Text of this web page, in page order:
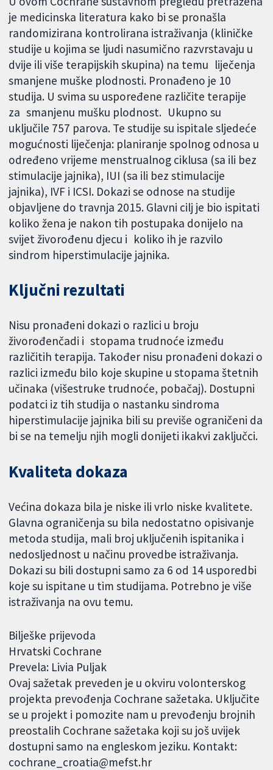
je medicinska literatura kako bi se pronašla
randomizirana kontrolirana istraživanja (kliničke
studije u kojima se ljudi nasumično razvrstavaju u
dvije ili više terapijskih skupina) na temu liječenja
smanjene muške plodnosti. Pronađeno je 10
studija. U svima su uspoređene različite terapije
za smanjenu mušku plodnost. Ukupno su
uključile 757 parova. Te studije su ispitale sljedeće
mogućnosti liječenja: planiranje spolnog odnosa u
određeno vrijeme menstrualnog ciklusa (sa ili bez
stimulacije jajnika), IUI (sa ili bez stimulacije
jajnika), IVF i ICSI. Dokazi se odnose na studije
objavljene do travnja 2015. Glavni cilj je bio ispitati
koliko žena je nakon tih postupaka donijelo na
svijet živorođenu djecu i koliko ih je razvilo
sindrom hiperstimulacije jajnika.
Ključni rezultati
Nisu pronađeni dokazi o razlici u broju
živorođenčadi i stopama trudnoće između
različitih terapija. Također nisu pronađeni dokazi o
razlici između bilo koje skupine u stopama štetnih
učinaka (višestruke trudnoće, pobačaj). Dostupni
podatci iz tih studija o nastanku sindroma
hiperstimulacije jajnika bili su previše ograničeni da
bi se na temelju njih mogli donijeti ikakvi zaključci.
Kvaliteta dokaza
Većina dokaza bila je niske ili vrlo niske kvalitete.
Glavna ograničenja su bila nedostatno opisivanje
metoda studija, mali broj uključenih ispitanika i
nedosljednost u načinu provedbe istraživanja.
Dokazi su bili dostupni samo za 6 od 14 usporedbi
koje su ispitane u tim studijama. Potrebno je više
istraživanja na ovu temu.
Bilješke prijevoda
Hrvatski Cochrane
Prevela: Livia Puljak
Ovaj sažetak preveden je u okviru volonterskog
projekta prevođenja Cochrane sažetaka. Uključite
se u projekt i pomozite nam u prevođenju brojnih
preostalih Cochrane sažetaka koji su još uvijek
dostupni samo na engleskom jeziku. Kontakt:
cochrane_croatia@mefst.hr